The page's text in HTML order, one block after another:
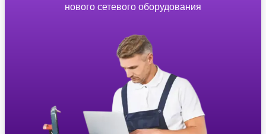
нового сетевого оборудования